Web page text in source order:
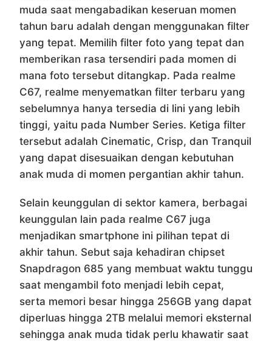
muda saat mengabadikan keseruan momen
tahun baru adalah dengan menggunakan filter
yang tepat. Memilih filter foto yang tepat dan
memberikan rasa tersendiri pada momen di
mana foto tersebut ditangkap. Pada realme
C67, realme menyematkan filter terbaru yang
sebelumnya hanya tersedia di lini yang lebih
tinggi, yaitu pada Number Series. Ketiga filter
tersebut adalah Cinematic, Crisp, dan Tranquil
yang dapat disesuaikan dengan kebutuhan
anak muda di momen pergantian akhir tahun.
Selain keunggulan di sektor kamera, berbagai
keunggulan lain pada realme C67 juga
menjadikan smartphone ini pilihan tepat di
akhir tahun. Sebut saja kehadiran chipset
Snapdragon 685 yang membuat waktu tunggu
saat mengambil foto menjadi lebih cepat,
serta memori besar hingga 256GB yang dapat
diperluas hingga 2TB melalui memori eksternal
sehingga anak muda tidak perlu khawatir saat